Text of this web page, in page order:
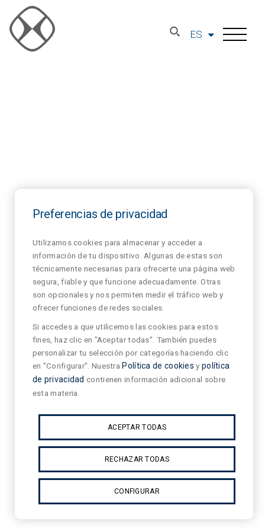
ES
Preferencias de privacidad
Utilizamos cookies para almacenar y acceder a
información de tu dispositivo. Algunas de estas son
técnicamente necesarias para ofrecerte una página web
segura, fiable y que funcione adecuadamente. Otras
son opcionales y nos permiten medir el tráfico web y
ofrecer funciones de redes sociales.
Si accedes a que utilicemos las cookies para estos
fines, haz clic en "Aceptar todas". También puedes
personalizar tu selección por categorías haciendo clic
en "Configurar". Nuestra Política de cookies y política
de privacidad contienen información adicional sobre
esta materia.
ACEPTAR TODAS
RECHAZAR TODAS
CONFIGURAR